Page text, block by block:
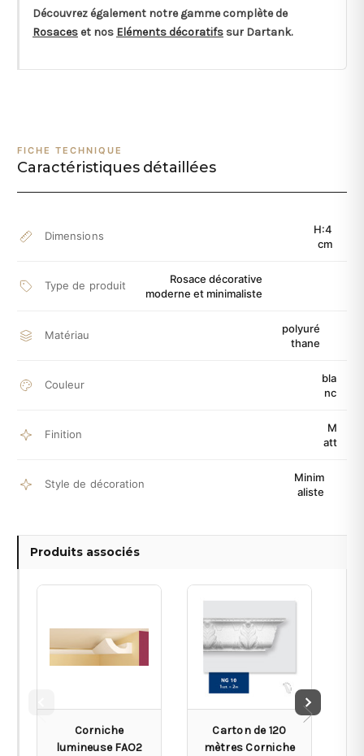
Découvrez également notre gamme complète de
Rosaces et nos Eléments décoratifs sur Dartank.
FICHE TECHNIQUE
Caractéristiques détaillées
Dimensions
H:4
cm
Type de produit
Rosace décorative
moderne et minimaliste
Matériau
polyuré
thane
Couleur
bla
nc
Finition
M
att
Style de décoration
Minim
aliste
Produits associés
Corniche
lumineuse FAO2
Carton de 120
mètres Corniche